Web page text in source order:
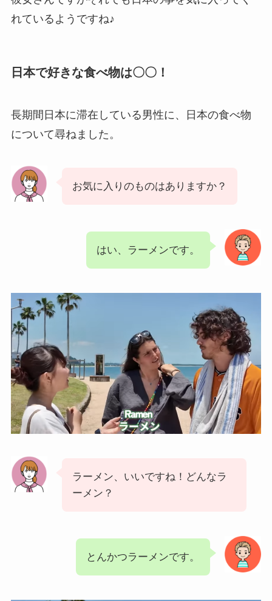
れているようですね♪
日本で好きな食べ物は〇〇！
長期間日本に滞在している男性に、日本の食べ物
について尋ねました。
お気に入りのものはありますか？
はい、ラーメンです。
ラーメン、いいですね！どんなラ
ーメン？
とんかつラーメンです。